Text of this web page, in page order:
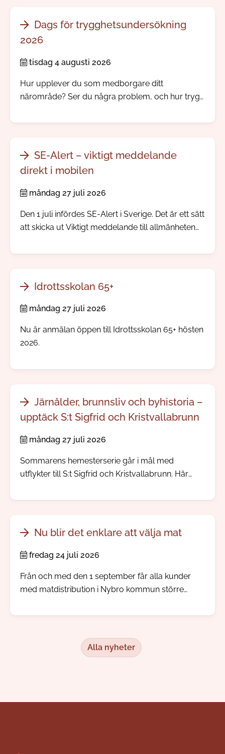
Dags för trygghetsundersökning
2026
tisdag 4 augusti 2026
Hur upplever du som medborgare ditt
närområde? Ser du några problem, och hur trygg
årliga trygghetsundersökning.
SE-Alert – viktigt meddelande
direkt i mobilen
måndag 27 juli 2026
Den 1 juli infördes SE-Alert i Sverige. Det är ett sätt
att skicka ut Viktigt meddelande till allmänheten
allvarligt händer. Ingen app eller registrering
Idrottsskolan 65+
måndag 27 juli 2026
Nu är anmälan öppen till Idrottsskolan 65+ hösten
2026.
Järnålder, brunnsliv och byhistoria –
upptäck S:t Sigfrid och Kristvallabrunn
måndag 27 juli 2026
Sommarens hemesterserie går i mål med
utflykter till S:t Sigfrid och Kristvallabrunn. Här
järnåldershistoria, gamla prästgårdar och minnen
dricka hälsobringande brunnsvatten.
Nu blir det enklare att välja mat
fredag 24 juli 2026
Från och med den 1 september får alla kunder
med matdistribution i Nybro kommun större
redan i augusti kommer kunden kunna börja göra
Alla nyheter